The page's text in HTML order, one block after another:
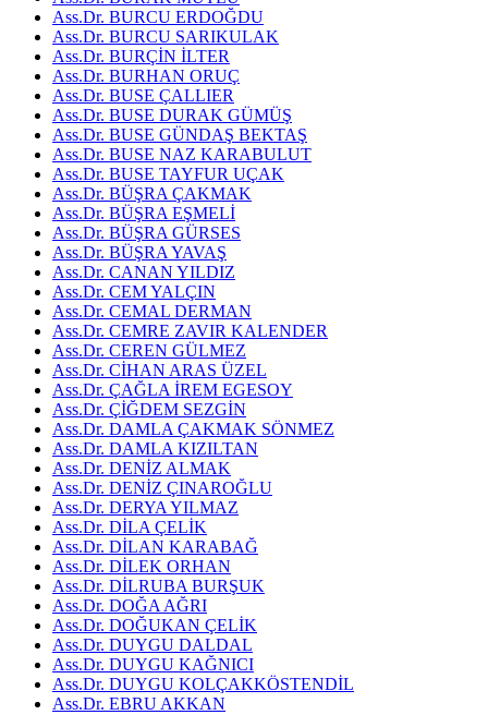
Ass.Dr. BURCU ERDOĞDU
Ass.Dr. BURCU SARIKULAK
Ass.Dr. BURÇİN İLTER
Ass.Dr. BURHAN ORUÇ
Ass.Dr. BUSE ÇALLIER
Ass.Dr. BUSE DURAK GÜMÜŞ
Ass.Dr. BUSE GÜNDAŞ BEKTAŞ
Ass.Dr. BUSE NAZ KARABULUT
Ass.Dr. BUSE TAYFUR UÇAK
Ass.Dr. BÜŞRA ÇAKMAK
Ass.Dr. BÜŞRA EŞMELİ
Ass.Dr. BÜŞRA GÜRSES
Ass.Dr. BÜŞRA YAVAŞ
Ass.Dr. CANAN YILDIZ
Ass.Dr. CEM YALÇIN
Ass.Dr. CEMAL DERMAN
Ass.Dr. CEMRE ZAVIR KALENDER
Ass.Dr. CEREN GÜLMEZ
Ass.Dr. CİHAN ARAS ÜZEL
Ass.Dr. ÇAĞLA İREM EGESOY
Ass.Dr. ÇİĞDEM SEZGİN
Ass.Dr. DAMLA ÇAKMAK SÖNMEZ
Ass.Dr. DAMLA KIZILTAN
Ass.Dr. DENİZ ALMAK
Ass.Dr. DENİZ ÇINAROĞLU
Ass.Dr. DERYA YILMAZ
Ass.Dr. DİLA ÇELİK
Ass.Dr. DİLAN KARABAĞ
Ass.Dr. DİLEK ORHAN
Ass.Dr. DİLRUBA BURŞUK
Ass.Dr. DOĞA AĞRI
Ass.Dr. DOĞUKAN ÇELİK
Ass.Dr. DUYGU DALDAL
Ass.Dr. DUYGU KAĞNICI
Ass.Dr. DUYGU KOLÇAKKÖSTENDİL
Ass.Dr. EBRU AKKAN